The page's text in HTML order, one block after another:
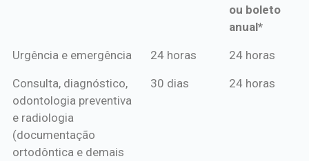
ou boleto
anual*
*Procedimentos Amil
*Pagamento
mensal*
*Pagamento
de crédito
Urgência e emergência 24 horas 24 horas
Consulta, diagnóstico,
odontologia preventiva
e radiologia
(documentação
ortodôntica e demais
30 dias 24 horas